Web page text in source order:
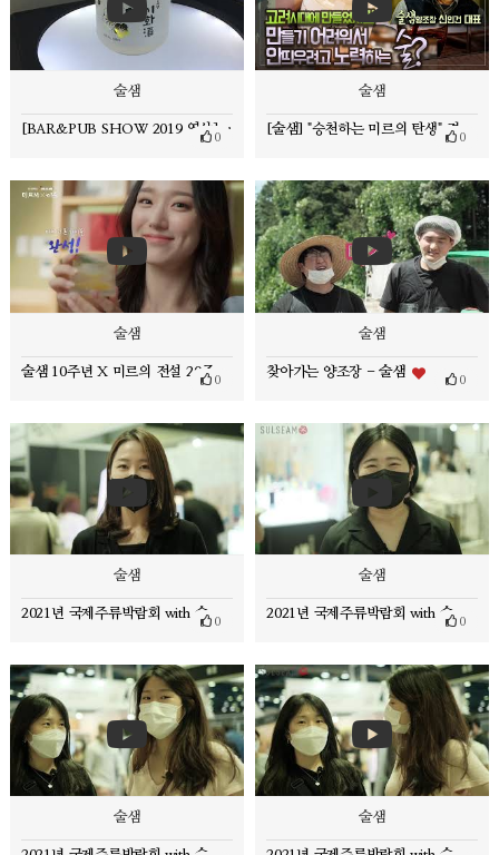
술샘
[BAR&PUB SHOW 2019 영상] 술샘, 경기미로만 빚은 우리 술!
0
술샘
[술샘] "승천하는 미르의 탄생" 경기도 용인 "술샘" 양조장
0
술샘
0
술샘
찾아가는 양조장 - 술샘
0
술샘
2021년 국제주류박람회 with 술샘 - 1편
0
술샘
2021년 국제주류박람회 with 술샘 - 2편
0
술샘 술샘